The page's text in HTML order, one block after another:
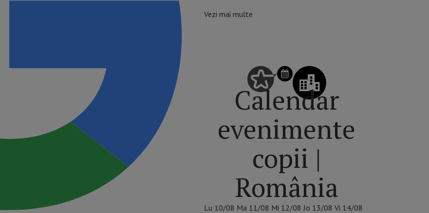
Vezi mai multe
Calendar
evenimente
copii |
România
Lu 10/08 Ma 11/08 Mi 12/08 Jo 13/08 Vi 14/08